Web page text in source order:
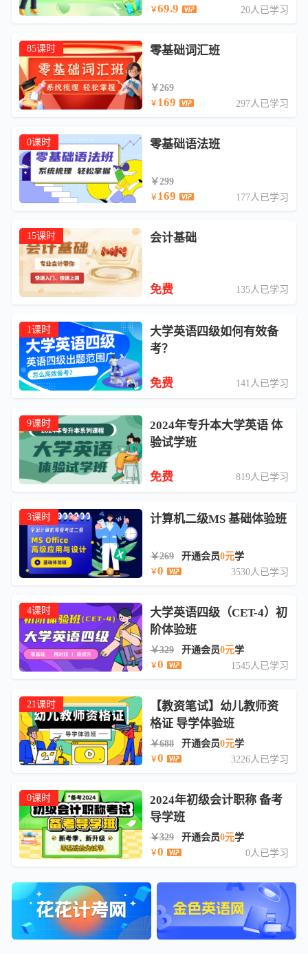
￥69.9 20人已学习
85课时 零基础词汇班
￥269
￥169 297人已学习
0课时 零基础语法班
￥299
￥169 177人已学习
15课时 会计基础
免费 135人已学习
1课时
大学英语四级如何有效备
考？
免费 141人已学习
9课时
2024年专升本大学英语 体
验试学班
免费 819人已学习
3课时 计算机二级MS 基础体验班
￥269 开通会员0元学
￥0 3530人已学习
4课时
大学英语四级（CET-4）初
阶体验班
￥329 开通会员0元学
￥0 1545人已学习
21课时
【教资笔试】幼儿教师资
格证 导学体验班
￥688 开通会员0元学
￥0 3226人已学习
0课时
2024年初级会计职称 备考
导学班
￥329 开通会员0元学
￥0 0人已学习